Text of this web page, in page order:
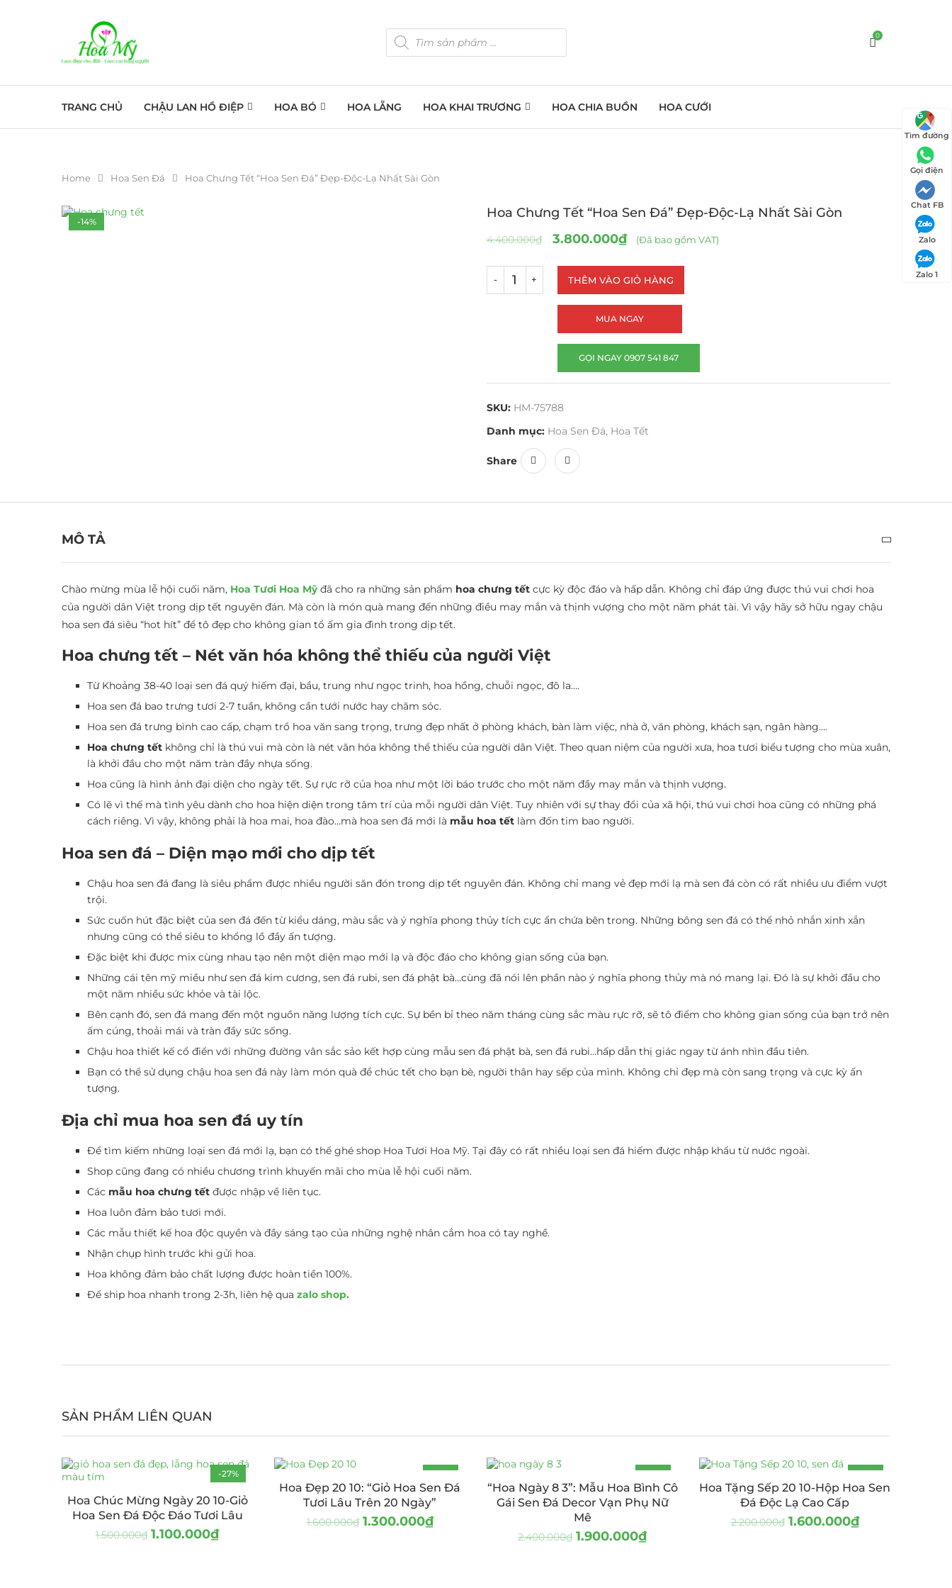
0
TRANG CHỦ CHẬU LAN HỒ ĐIỆP HOA BÓ HOA LẴNG HOA KHAI TRƯƠNG HOA CHIA BUỒN HOA CƯỚI
Home Hoa Sen Đá Hoa Chưng Tết “Hoa Sen Đá” Đẹp-Độc-Lạ Nhất Sài Gòn
-14%
Hoa Chưng Tết “Hoa Sen Đá” Đẹp-Độc-Lạ Nhất Sài Gòn
4.400.000₫ 3.800.000₫ (Đã bao gồm VAT)
THÊM VÀO GIỎ HÀNG
MUA NGAY
GỌI NGAY 0907 541 847
SKU: HM-75788
Danh mục: Hoa Sen Đá, Hoa Tết
Share
MÔ TẢ
Chào mừng mùa lễ hội cuối năm, Hoa Tươi Hoa Mỹ đã cho ra những sản phẩm hoa chưng tết cực kỳ độc đáo và hấp dẫn. Không chỉ đáp ứng được thú vui chơi hoa
của người dân Việt trong dịp tết nguyên đán. Mà còn là món quà mang đến những điều may mắn và thịnh vượng cho một năm phát tài. Vì vậy hãy sở hữu ngay chậu
hoa sen đá siêu “hot hít” để tô đẹp cho không gian tổ ấm gia đình trong dịp tết.
Hoa chưng tết – Nét văn hóa không thể thiếu của người Việt
Từ Khoảng 38-40 loại sen đá quý hiếm đại, bầu, trung như ngọc trinh, hoa hồng, chuỗi ngọc, đô la….
Hoa sen đá bao trưng tươi 2-7 tuần, không cần tưới nước hay chăm sóc.
Hoa sen đá trưng bình cao cấp, chạm trổ hoa văn sang trọng, trưng đẹp nhất ở phòng khách, bàn làm việc, nhà ở, văn phòng, khách sạn, ngân hàng….
Hoa chưng tết không chỉ là thú vui mà còn là nét văn hóa không thể thiếu của người dân Việt. Theo quan niệm của người xưa, hoa tươi biểu tượng cho mùa xuân,
là khởi đầu cho một năm tràn đầy nhựa sống.
Hoa cũng là hình ảnh đại diện cho ngày tết. Sự rực rỡ của hoa như một lời báo trước cho một năm đầy may mắn và thịnh vượng.
Có lẽ vì thế mà tình yêu dành cho hoa hiện diện trong tâm trí của mỗi người dân Việt. Tuy nhiên với sự thay đổi của xã hội, thú vui chơi hoa cũng có những phá
cách riêng. Vì vậy, không phải là hoa mai, hoa đào…mà hoa sen đá mới là mẫu hoa tết làm đốn tim bao người.
Hoa sen đá – Diện mạo mới cho dịp tết
Chậu hoa sen đá đang là siêu phẩm được nhiều người săn đón trong dịp tết nguyên đán. Không chỉ mang vẻ đẹp mới lạ mà sen đá còn có rất nhiều ưu điểm vượt
trội.
Sức cuốn hút đặc biệt của sen đá đến từ kiểu dáng, màu sắc và ý nghĩa phong thủy tích cực ẩn chứa bên trong. Những bông sen đá có thể nhỏ nhắn xinh xắn
nhưng cũng có thể siêu to khổng lồ đầy ấn tượng.
Đặc biệt khi được mix cùng nhau tạo nên một diện mạo mới lạ và độc đáo cho không gian sống của bạn.
Những cái tên mỹ miều như sen đá kim cương, sen đá rubi, sen đá phật bà…cùng đã nói lên phần nào ý nghĩa phong thủy mà nó mang lại. Đó là sự khởi đầu cho
một năm nhiều sức khỏe và tài lộc.
Bên cạnh đó, sen đá mang đến một nguồn năng lượng tích cực. Sự bền bỉ theo năm tháng cùng sắc màu rực rỡ, sẽ tô điểm cho không gian sống của bạn trở nên
ấm cúng, thoải mái và tràn đầy sức sống.
Chậu hoa thiết kế cổ điển với những đường vân sắc sảo kết hợp cùng mẫu sen đá phật bà, sen đá rubi…hấp dẫn thị giác ngay từ ánh nhìn đầu tiên.
Bạn có thể sử dụng chậu hoa sen đá này làm món quà để chúc tết cho bạn bè, người thân hay sếp của mình. Không chỉ đẹp mà còn sang trọng và cực kỳ ấn
tượng.
Địa chỉ mua hoa sen đá uy tín
Để tìm kiếm những loại sen đá mới lạ, bạn có thể ghé shop Hoa Tươi Hoa Mỹ. Tại đây có rất nhiều loại sen đá hiếm được nhập khẩu từ nước ngoài.
Shop cũng đang có nhiều chương trình khuyến mãi cho mùa lễ hội cuối năm.
Các mẫu hoa chưng tết được nhập về liên tục.
Hoa luôn đảm bảo tươi mới.
Các mẫu thiết kế hoa độc quyền và đầy sáng tạo của những nghệ nhân cắm hoa có tay nghề.
Nhận chụp hình trước khi gửi hoa.
Hoa không đảm bảo chất lượng được hoàn tiền 100%.
Để ship hoa nhanh trong 2-3h, liên hệ qua zalo shop.
SẢN PHẨM LIÊN QUAN
-27%
Hoa Chúc Mừng Ngày 20 10-Giỏ
Hoa Sen Đá Độc Đáo Tươi Lâu
1.500.000₫ 1.100.000₫
-19%
HOT
Hoa Đẹp 20 10: “Giỏ Hoa Sen Đá
Tươi Lâu Trên 20 Ngày”
1.600.000₫ 1.300.000₫
-21%
“Hoa Ngày 8 3”: Mẫu Hoa Bình Cô
Gái Sen Đá Decor Vạn Phụ Nữ
Mê
2.400.000₫ 1.900.000₫
-27%
Hoa Tặng Sếp 20 10-Hộp Hoa Sen
Đá Độc Lạ Cao Cấp
2.200.000₫ 1.600.000₫
Tìm đường
Gọi điện
Chat FB
Zalo
Zalo 1